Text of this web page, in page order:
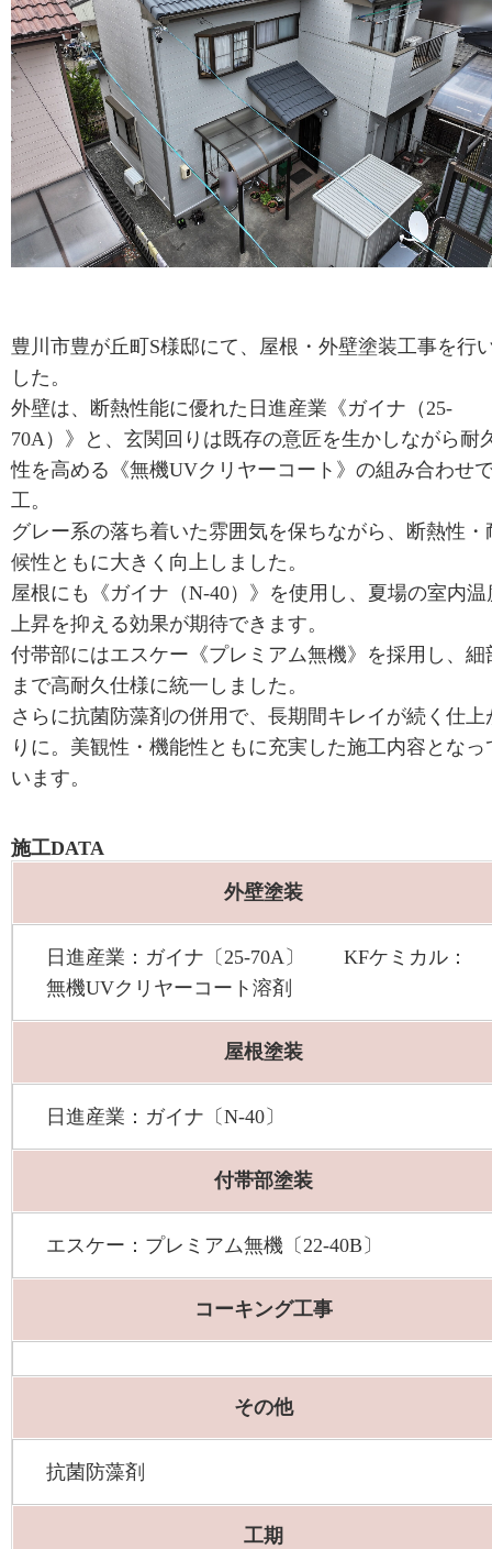
豊川市豊が丘町S様邸にて、屋根・外壁塗装工事を行
した。
外壁は、断熱性能に優れた日進産業《ガイナ（25-
70A）》と、玄関回りは既存の意匠を生かしながら耐
性を高める《無機UVクリヤーコート》の組み合わせ
工。
グレー系の落ち着いた雰囲気を保ちながら、断熱性・
候性ともに大きく向上しました。
屋根にも《ガイナ（N-40）》を使用し、夏場の室内温
上昇を抑える効果が期待できます。
付帯部にはエスケー《プレミアム無機》を採用し、細
まで高耐久仕様に統一しました。
さらに抗菌防藻剤の併用で、長期間キレイが続く仕上
りに。美観性・機能性ともに充実した施工内容となっ
います。
施工DATA
外壁塗装
日進産業：ガイナ〔25-70A〕 KFケミカル：
無機UVクリヤーコート溶剤
屋根塗装
日進産業：ガイナ〔N-40〕
付帯部塗装
エスケー：プレミアム無機〔22-40B〕
コーキング工事
その他
抗菌防藻剤
工期